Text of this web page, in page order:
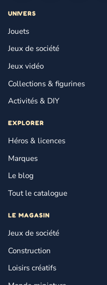
UNIVERS
Jouets
Jeux de société
Jeux vidéo
Collections & figurines
Activités & DIY
EXPLORER
Héros & licences
Marques
Le blog
Tout le catalogue
LE MAGASIN
Jeux de société
Construction
Loisirs créatifs